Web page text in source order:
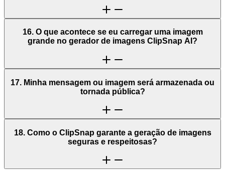
16. O que acontece se eu carregar uma imagem
grande no gerador de imagens ClipSnap AI?
17. Minha mensagem ou imagem será armazenada ou
tornada pública?
18. Como o ClipSnap garante a geração de imagens
seguras e respeitosas?